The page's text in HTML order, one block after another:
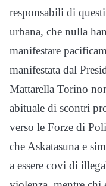
responsabili di
urbana, che nulla
manifestare
manifestata dal
Mattarella Torino
abituale di scontri
verso le Forze di
che Askatasuna e
a essere covi di